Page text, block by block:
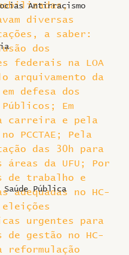
Antirracismo
Pública
diversas
a saber:
dos
federais na LOA
arquivamento da
em defesa dos
Em
carreira e pela
PCCTAE; Pela
das 30h para
áreas da UFU; Por
de trabalho e
adequadas no HC-
eleições
urgentes para
de gestão no HC-
reformulação